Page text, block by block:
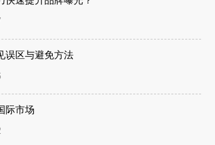
误区与避免方法
际市场